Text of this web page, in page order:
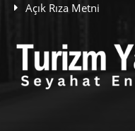
Açık Rıza Metni